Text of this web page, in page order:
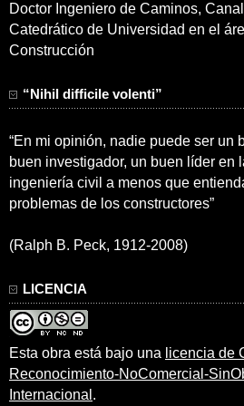
Doctor Ingeniero de Caminos,
Catedrático de Universidad en el
Construcción
“Nihil difficile volenti”
“En mi opinión, nadie puede ser un
buen investigador, un buen líder en
ingeniería civil a menos que
problemas de los constructores”
(Ralph B. Peck, 1912-2008)
LICENCIA
Esta obra está bajo una licencia de
Reconocimiento-NoComercial-
Internacional .